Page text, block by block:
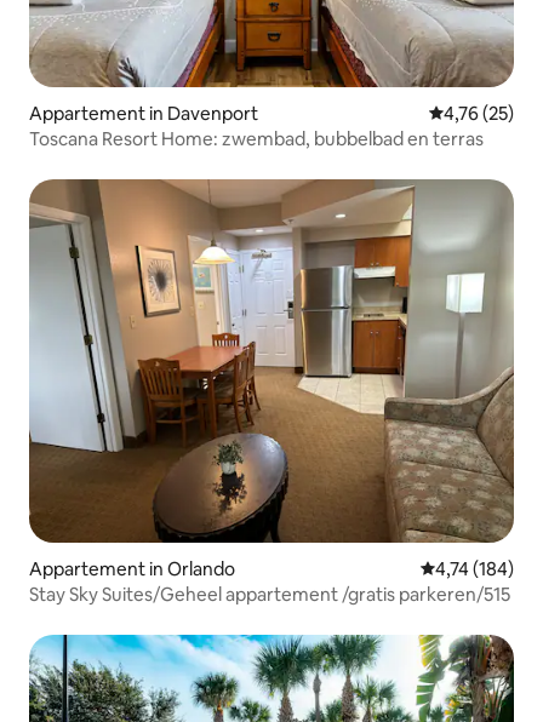
Appartement in Davenport Gemiddelde
4,76 (25)
Toscana Resort Home: zwembad, bubbelbad en terras
Appartement in Orlando Gemiddelde
4,74 (184)
Stay Sky Suites/Geheel appartement /gratis parkeren/515